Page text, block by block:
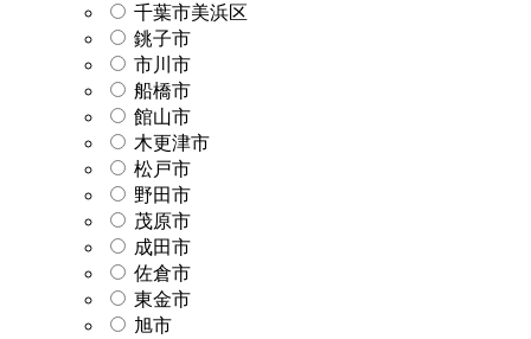
千葉市美浜区
銚子市
市川市
船橋市
館山市
木更津市
松戸市
野田市
茂原市
成田市
佐倉市
東金市
旭市